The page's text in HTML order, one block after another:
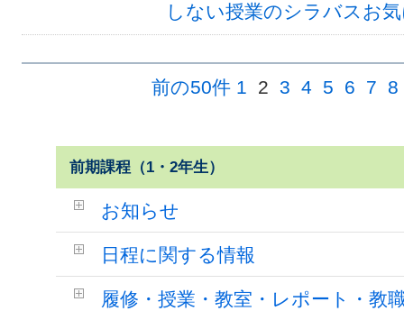
しない授業のシラバスお
前の50件 1 2 3 4 5 6 7 8
前期課程（1・2年生）
お知らせ
日程に関する情報
履修・授業・教室・レポート・教